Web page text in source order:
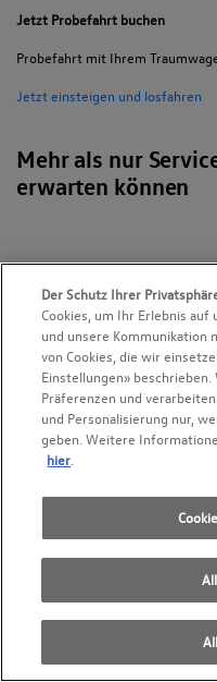
Jetzt Probefahrt buchen
Probefahrt mit Ihrem
Jetzt einsteigen und losfahren
Mehr als nur
erwarten können
Mehr
Arbeiten
Beste
Kompetente
Grosse
Höchste
Der Schutz Ihrer
Cookies, um Ihr Erlebnis
und unsere Kommunikation
von Cookies, die wir
Einstellungen»
Präferenzen und
und Personalisierung nur,
geben. Weitere
hier